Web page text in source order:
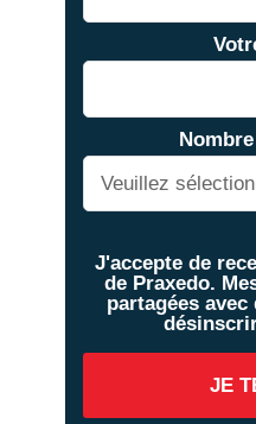
J'accepte de
de Praxedo.
partagées